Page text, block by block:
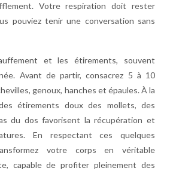
Votre respiration doit rester
pouviez tenir une conversation sans
et les étirements, souvent
Avant de partir, consacrez 5 à 10
genoux, hanches et épaules. À la
étirements doux des mollets, des
du dos favorisent la récupération et
En respectant ces quelques
votre corps en véritable
capable de profiter pleinement des